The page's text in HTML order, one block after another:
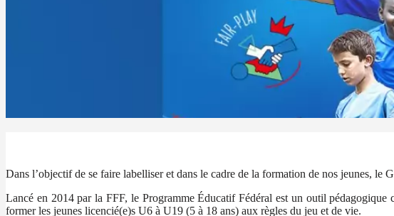
Dans l’objectif de se faire labelliser et dans le cadre de la formation de nos jeunes,
Lancé en 2014 par la FFF, le Programme Éducatif Fédéral est un outil
former les jeunes licencié(e)s U6 à U19 (5 à 18 ans) aux règles du jeu et de vie.